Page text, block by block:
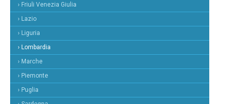
› Friuli Venezia Giulia
› Lazio
› Liguria
› Lombardia
› Marche
› Piemonte
› Puglia